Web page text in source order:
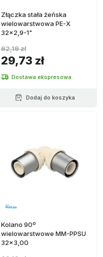
Złączka stała żeńska
wielowarstwowa PE-X
32x2,9-1"
29,73 zł
62,19 zł
Dostawa ekspresowa
Dodaj do koszyka
Kolano 90º
wielowarstwowe MM-PPSU
32x3,00